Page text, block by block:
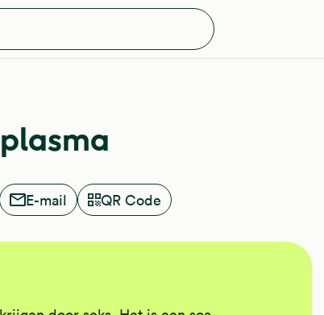
E-mail QR Code